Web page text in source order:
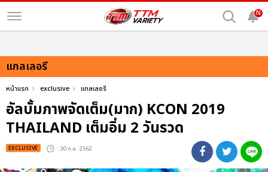
N
แกลเลอรี
หน้าแรก exclusive แกลเลอรี
อัลบั้มภาพจัดเต็ม(มาก) KCON 2019
THAILAND เต็มอิ่ม 2 วันรวด
EXCLUSIVE : 30 ก.ย. 2562